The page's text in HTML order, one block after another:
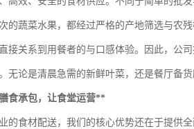
的蔬菜水果，都经过严格的产地筛选与农
接关系到用餐者的与口感体验。因此，公
无论是清晨急需的新鲜叶菜，还是餐厅备
食承包，让食堂运营**
的食材配送，我们的核心优势还在于提供